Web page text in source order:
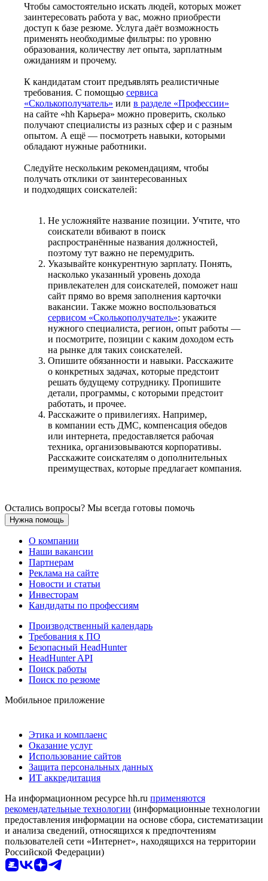
Чтобы самостоятельно искать людей, которых может
заинтересовать работа у вас, можно приобрести
доступ к базе резюме. Услуга даёт возможность
применять необходимые фильтры: по уровню
образования, количеству лет опыта, зарплатным
ожиданиям и прочему.
К кандидатам стоит предъявлять реалистичные
требования. С помощью сервиса
«Сколькополучатель» или в разделе «Профессии»
на сайте «hh Карьера» можно проверить, сколько
получают специалисты из разных сфер и с разным
опытом. А ещё — посмотреть навыки, которыми
обладают нужные работники.
Следуйте нескольким рекомендациям, чтобы
получать отклики от заинтересованных
и подходящих соискателей:
Не усложняйте название позиции. Учтите, что
соискатели вбивают в поиск
распространённые названия должностей,
поэтому тут важно не перемудрить.
Указывайте конкурентную зарплату. Понять,
насколько указанный уровень дохода
привлекателен для соискателей, поможет наш
сайт прямо во время заполнения карточки
вакансии. Также можно воспользоваться
сервисом «Сколькополучатель»: укажите
нужного специалиста, регион, опыт работы —
и посмотрите, позиции с каким доходом есть
на рынке для таких соискателей.
Опишите обязанности и навыки. Расскажите
о конкретных задачах, которые предстоит
решать будущему сотруднику. Пропишите
детали, программы, с которыми предстоит
работать, и прочее.
Расскажите о привилегиях. Например,
в компании есть ДМС, компенсация обедов
или интернета, предоставляется рабочая
техника, организовываются корпоративы.
Расскажите соискателям о дополнительных
преимуществах, которые предлагает компания.
Остались вопросы? Мы всегда готовы помочь
Нужна помощь
О компании
Наши вакансии
Партнерам
Реклама на сайте
Новости и статьи
Инвесторам
Кандидаты по профессиям
Производственный календарь
Требования к ПО
Безопасный HeadHunter
HeadHunter API
Поиск работы
Поиск по резюме
Мобильное приложение
Этика и комплаенс
Оказание услуг
Использование сайтов
Защита персональных данных
ИТ аккредитация
На информационном ресурсе hh.ru применяются
рекомендательные технологии (информационные технологии
предоставления информации на основе сбора, систематизации
и анализа сведений, относящихся к предпочтениям
пользователей сети «Интернет», находящихся на территории
Российской Федерации)